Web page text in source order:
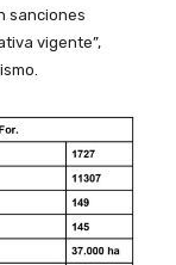
sanciones
vigente”,